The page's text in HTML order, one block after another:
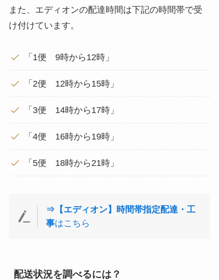
また、エディオンの配達時間は下記の時間帯で受
け付けています。
「1便 9時から12時」
「2便 12時から15時」
「3便 14時から17時」
「4便 16時から19時」
「5便 18時から21時」
⇒【エディオン】時間帯指定配達・工
事はこちら
配送状況を調べるには？